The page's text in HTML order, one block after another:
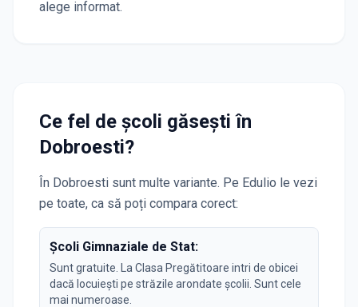
alege informat.
Ce fel de școli găsești în
Dobroesti?
În Dobroesti sunt multe variante. Pe Edulio le vezi
pe toate, ca să poți compara corect:
Școli Gimnaziale de Stat:
Sunt gratuite. La Clasa Pregătitoare intri de obicei
dacă locuiești pe străzile arondate școlii. Sunt cele
mai numeroase.